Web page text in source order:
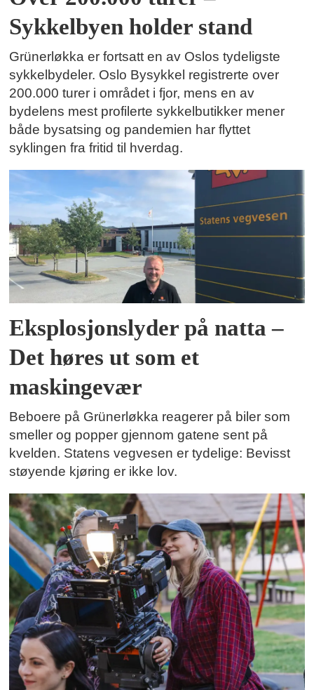
Sykkelbyen holder stand
Grünerløkka er fortsatt en av Oslos tydeligste
sykkelbydeler. Oslo Bysykkel registrerte over
200.000 turer i området i fjor, mens en av
bydelens mest profilerte sykkelbutikker mener
både bysatsing og pandemien har flyttet
syklingen fra fritid til hverdag.
Eksplosjonslyder på natta –
Det høres ut som et
maskingevær
Beboere på Grünerløkka reagerer på biler som
smeller og popper gjennom gatene sent på
kvelden. Statens vegvesen er tydelige: Bevisst
støyende kjøring er ikke lov.